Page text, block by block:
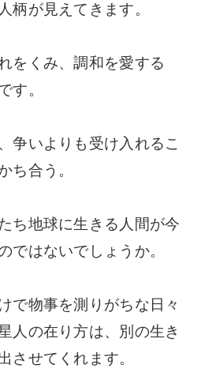
柄が見えてきます。
をくみ、調和を愛する
す。
争いよりも受け入れるこ
ち合う。
ち地球に生きる人間が今
ではないでしょうか。
で物事を測りがちな日々
人の在り方は、別の生き
させてくれます。